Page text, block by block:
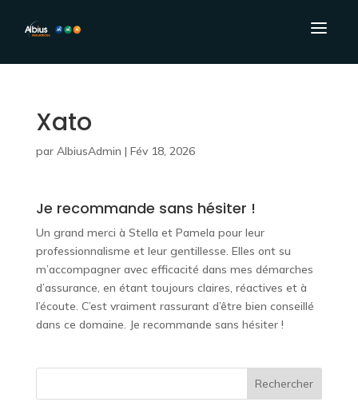
Xato
par AlbiusAdmin | Fév 18, 2026
Je recommande sans hésiter !
Un grand merci à Stella et Pamela pour leur
professionnalisme et leur gentillesse. Elles ont su
m’accompagner avec efficacité dans mes démarches
d’assurance, en étant toujours claires, réactives et à
l’écoute. C’est vraiment rassurant d’être bien conseillé
dans ce domaine. Je recommande sans hésiter !
Rechercher